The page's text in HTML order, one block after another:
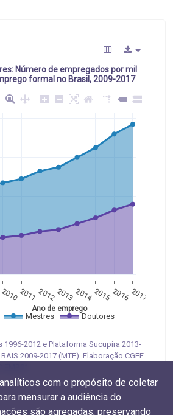
Número de empregados por mil
formal no Brasil, 2009-2017
20102011201220132014201520162017
Mestres Doutores
Ano de emprego
1996-2012 e Plataforma Sucupira 2013-
2009-2017 (MTE). Elaboração CGEE.
analíticos com o propósito de coletar
mensurar a audiência do
são agregadas, preservando